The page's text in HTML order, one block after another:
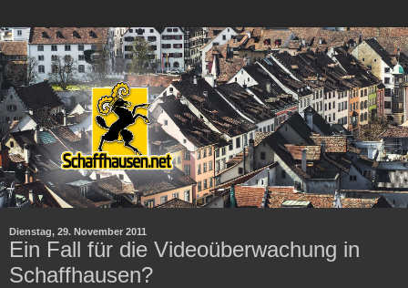
Dienstag, 29. November 2011
Ein Fall für die Videoüberwachung in
Schaffhausen?